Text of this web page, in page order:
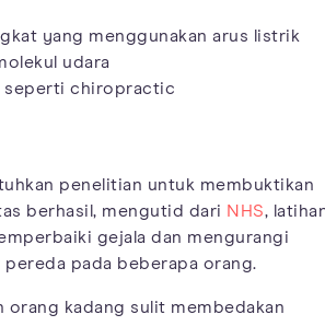
yang menggunakan arus listrik
udara
seperti chiropractic
penelitian untuk membuktikan
berhasil, mengutid dari NHS,
gejala dan mengurangi
pereda pada beberapa orang.
orang kadang sulit membedakan